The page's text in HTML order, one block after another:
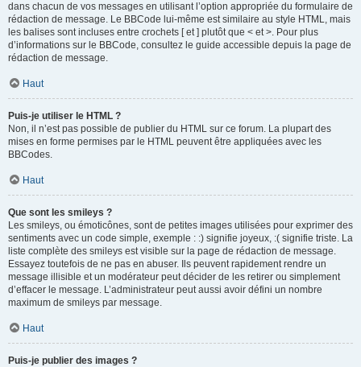
dans chacun de vos messages en utilisant l’option appropriée du formulaire de
rédaction de message. Le BBCode lui-même est similaire au style HTML, mais
les balises sont incluses entre crochets [ et ] plutôt que < et >. Pour plus
d’informations sur le BBCode, consultez le guide accessible depuis la page de
rédaction de message.
Haut
Puis-je utiliser le HTML ?
Non, il n’est pas possible de publier du HTML sur ce forum. La plupart des
mises en forme permises par le HTML peuvent être appliquées avec les
BBCodes.
Haut
Que sont les smileys ?
Les smileys, ou émoticônes, sont de petites images utilisées pour exprimer des
sentiments avec un code simple, exemple : :) signifie joyeux, :( signifie triste. La
liste complète des smileys est visible sur la page de rédaction de message.
Essayez toutefois de ne pas en abuser. Ils peuvent rapidement rendre un
message illisible et un modérateur peut décider de les retirer ou simplement
d’effacer le message. L’administrateur peut aussi avoir défini un nombre
maximum de smileys par message.
Haut
Puis-je publier des images ?